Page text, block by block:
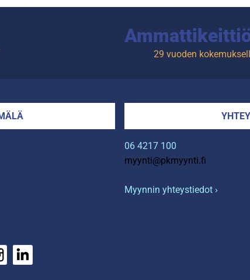
29 vuoden
06 4217 100
myynti@pkmyynti.fi
Myynnin yhteystiedot ›